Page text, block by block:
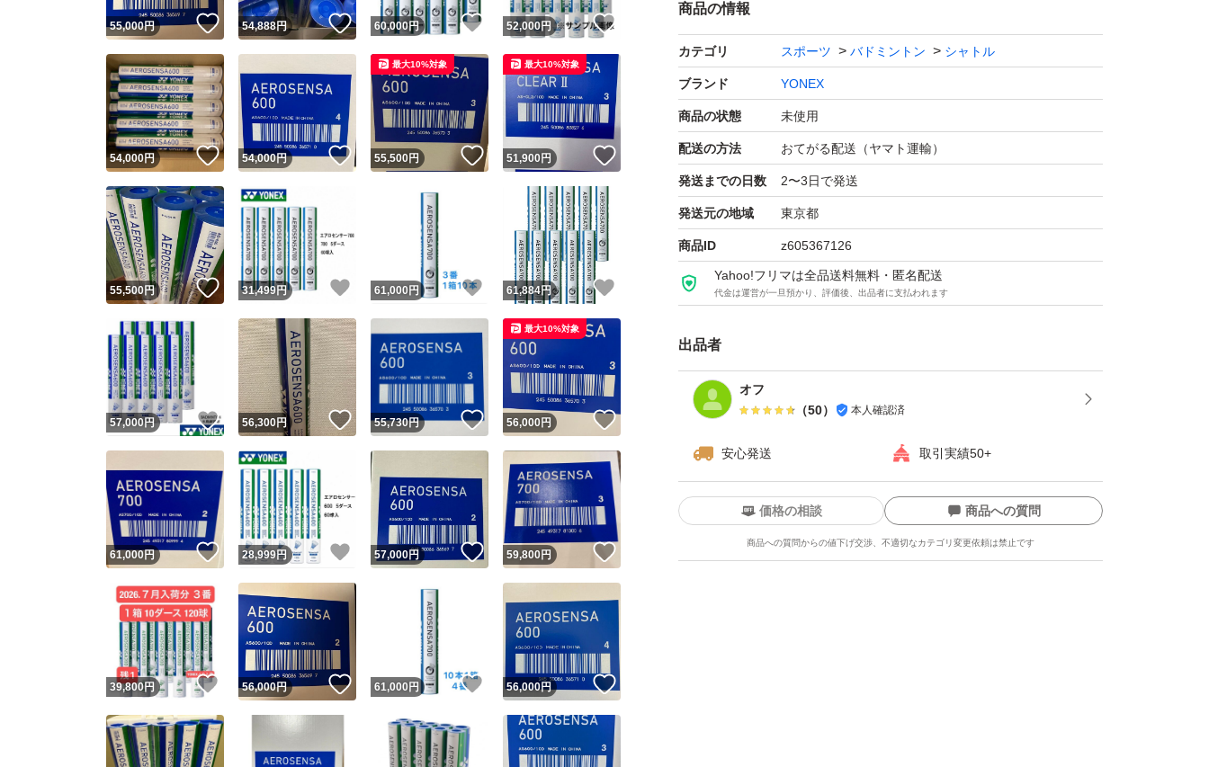
商品の情報
カテゴリ スポーツ バドミントン シャトル
ブランド YONEX
商品の状態 未使用
配送の方法 おてがる配送（ヤマト運輸）
発送までの日数 2〜3日で発送
発送元の地域 東京都
商品ID z605367126
Yahoo!フリマは全品送料無料・匿名配送
代金は運営が一旦預かり、評価後、出品者に支払われます
出品者
オフ
（50） 本人確認済
安心発送 取引実績50+
価格の相談 商品への質問
商品への質問からの値下げ交渉、不適切なカテゴリ変更依頼は禁止です
55,000円 いいね！
54,888円 いいね！
60,000円 いいね！
52,000円
54,000円 いいね！
54,000円 いいね！
55,500円 いいね！
最大10%対象
51,900円
最大10%対象
55,500円 いいね！
31,499円 いいね！
61,000 円 いいね！
61,884円
57,000円 いいね！
56,300円 いいね！
55,730円 いいね！
56,000円 いいね！
最大10%対象
61,000円 いいね！
28,999円 いいね！
57,000円 いいね！
59,800円
39,800円 いいね！
56,000円 いいね！
61,000 円 いいね！
56,000円